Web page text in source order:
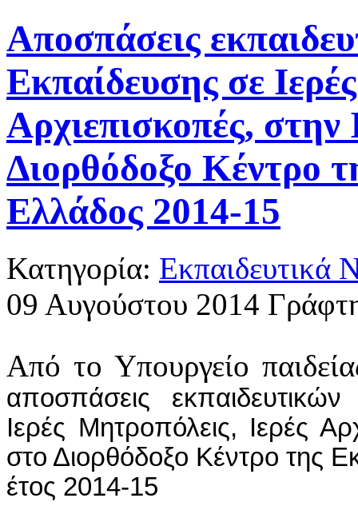
Αποσπάσεις
Εκπαίδευσης σε
Αρχιεπισκοπές,
Διορθόδοξο Κέντρο
Ελλάδος 2014-15
Κατηγορία: Εκπαιδευτικά
09 Αυγούστου 2014
Από το Υπουργείο
αποσπάσεις
Ιερές Μητροπόλεις, Ιερές
στο Διορθόδοξο Κέντρο της
έτος 2014-15